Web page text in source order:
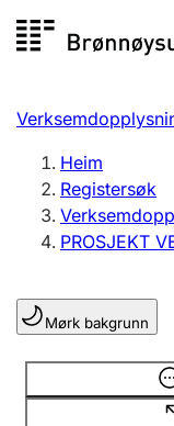
Registersøk
Aksjeselskap
Registrere,
Lag og foreining
Registrere,
Heim
Registersøk
PROSJEKT
Mørk bakgrunn
Opplysninger er